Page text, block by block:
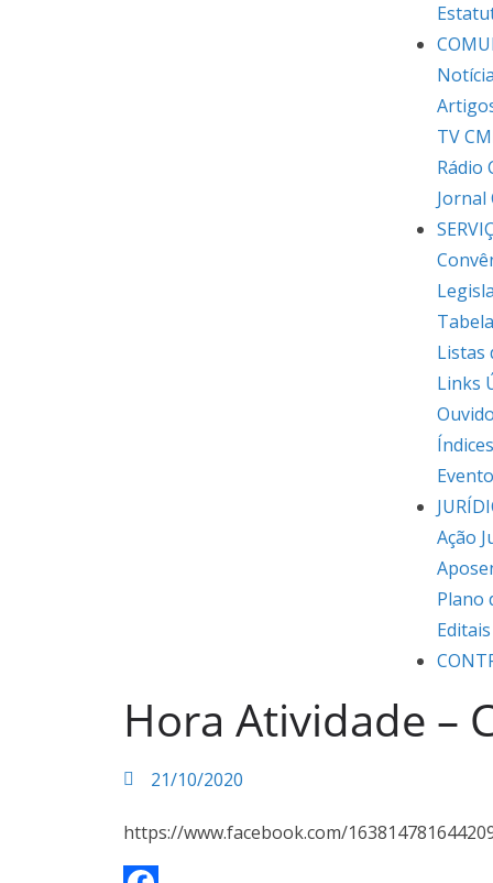
TV
Rádio
Jornal
Listas
Links
Índices
Ação
Plano
Hora Atividade –
21/10/2020
https://www.facebook.com/